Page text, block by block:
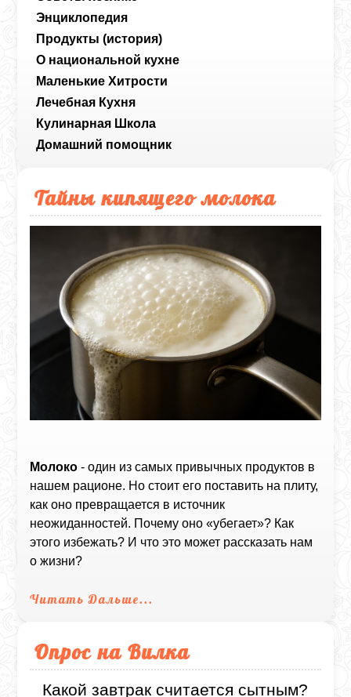
Энциклопедия
Продукты (история)
О национальной кухне
Маленькие Хитрости
Лечебная Кухня
Кулинарная Школа
Домашний помощник
Тайны кипящего молока
Молоко - один из самых привычных продуктов в
нашем рационе. Но стоит его поставить на плиту,
как оно превращается в источник
неожиданностей. Почему оно «убегает»? Как
этого избежать? И что это может рассказать нам
о жизни?
Читать Дальше...
Опрос на Вилка
Какой завтрак считается сытным?